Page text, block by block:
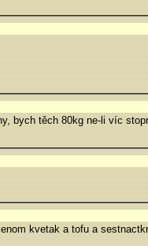
bych těch 80kg ne-li víc
kvetak a tofu a